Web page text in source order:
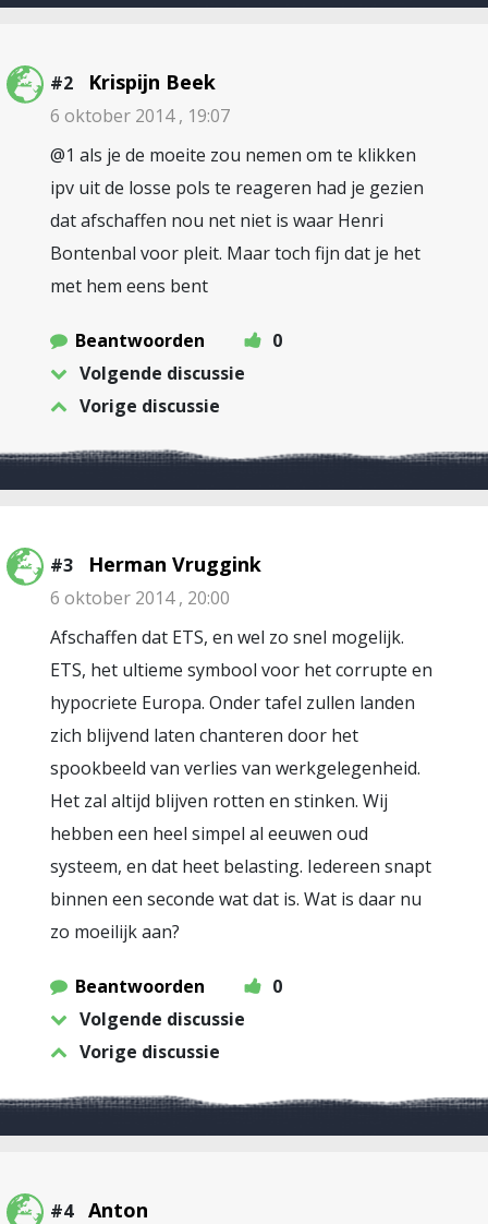
#2 Krispijn Beek
6 oktober 2014 , 19:07
@1 als je de moeite zou nemen om te klikken
ipv uit de losse pols te reageren had je gezien
dat afschaffen nou net niet is waar Henri
Bontenbal voor pleit. Maar toch fijn dat je het
met hem eens bent
Beantwoorden
0
Volgende discussie
Vorige discussie
#3 Herman Vruggink
6 oktober 2014 , 20:00
Afschaffen dat ETS, en wel zo snel mogelijk.
ETS, het ultieme symbool voor het corrupte en
hypocriete Europa. Onder tafel zullen landen
zich blijvend laten chanteren door het
spookbeeld van verlies van werkgelegenheid.
Het zal altijd blijven rotten en stinken. Wij
hebben een heel simpel al eeuwen oud
systeem, en dat heet belasting. Iedereen snapt
binnen een seconde wat dat is. Wat is daar nu
zo moeilijk aan?
Beantwoorden
0
Volgende discussie
Vorige discussie
#4 Anton